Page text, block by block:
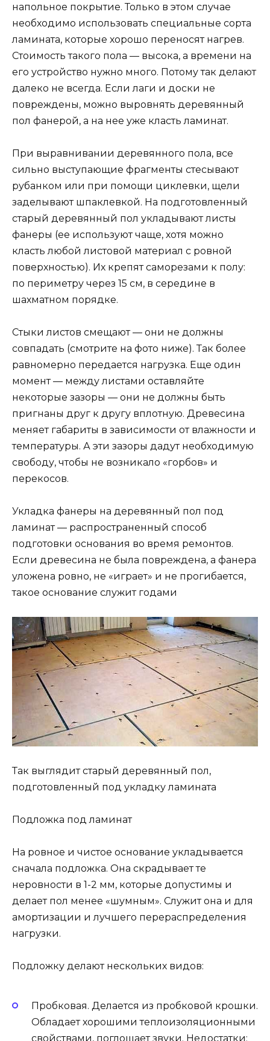
напольное покрытие. Только в этом случае
необходимо использовать специальные сорта
ламината, которые хорошо переносят нагрев.
Стоимость такого пола — высока, а времени на
его устройство нужно много. Потому так делают
далеко не всегда. Если лаги и доски не
повреждены, можно выровнять деревянный
пол фанерой, а на нее уже класть ламинат.
При выравнивании деревянного пола, все
сильно выступающие фрагменты стесывают
рубанком или при помощи циклевки, щели
заделывают шпаклевкой. На подготовленный
старый деревянный пол укладывают листы
фанеры (ее используют чаще, хотя можно
класть любой листовой материал с ровной
поверхностью). Их крепят саморезами к полу:
по периметру через 15 см, в середине в
шахматном порядке.
Стыки листов смещают — они не должны
совпадать (смотрите на фото ниже). Так более
равномерно передается нагрузка. Еще один
момент — между листами оставляйте
некоторые зазоры — они не должны быть
пригнаны друг к другу вплотную. Древесина
меняет габариты в зависимости от влажности и
температуры. А эти зазоры дадут необходимую
свободу, чтобы не возникало «горбов» и
перекосов.
Укладка фанеры на деревянный пол под
ламинат — распространенный способ
подготовки основания во время ремонтов.
Если древесина не была повреждена, а фанера
уложена ровно, не «играет» и не прогибается,
такое основание служит годами
Так выглядит старый деревянный пол,
подготовленный под укладку ламината
Подложка под ламинат
На ровное и чистое основание укладывается
сначала подложка. Она скрадывает те
неровности в 1-2 мм, которые допустимы и
делает пол менее «шумным». Служит она и для
амортизации и лучшего перераспределения
нагрузки.
Подложку делают нескольких видов:
Пробковая. Делается из пробковой крошки.
Обладает хорошими теплоизоляционными
свойствами, поглощает звуки. Недостатки: